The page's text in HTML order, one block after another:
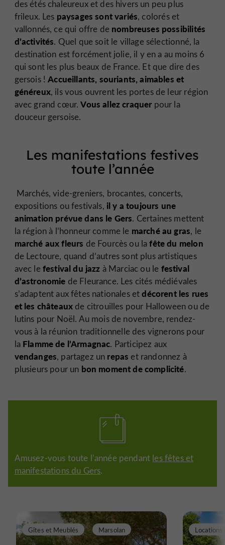
des étés chaleureux et des hivers un peu plus
frileux. Les paysages sont variés, colorés et
vallonnés, ce qui offre de nombreuses possibilités
d’activités. Quel que soit le village sélectionné, la
destination est forcément jolie, il y en a au moins 6
qui sont les plus beaux de France. Et que dire des
gersois !Accueillants, souriants, aimables et
généreux, ils vous ouvrent les portes de leur région
avec grand cœur.Vous allez craquerpour la
douceur gersoise.
Les manifestations festives
toute l’année
Marchés, vide-greniers, brocantes, concerts,
expositions ou festivals, il y a toujours une
animation prévue dans le Gers. Certaines mettent
la région à l’honneur comme le marché au gras, le
marché aux fleurs de Fourcès ou lafête du melon
de Lectoure, quand d’autres sont plus artistiques
avec lefestival du jazz à Marciac ou le festival
d’astronomie de Fleurance. Les cités médiévales
s’adaptent aux fêtes nationales etdécorent les rues
et les châteaux de citrouilles pour Halloween ou de
lutins pour Noël. Au mois de novembre, rendez-
vous à la réunion traditionnelle des vignerons pour
la Flamme de l’Armagnac. Participez aux
vendanges, partagez un repaset randonnez à
plusieurs pour un bon moment de complicité.
Amusez-vous toute l’année pendant les fêtes et
manifestations du Gers.
Gîtes et Meublés Marsolan